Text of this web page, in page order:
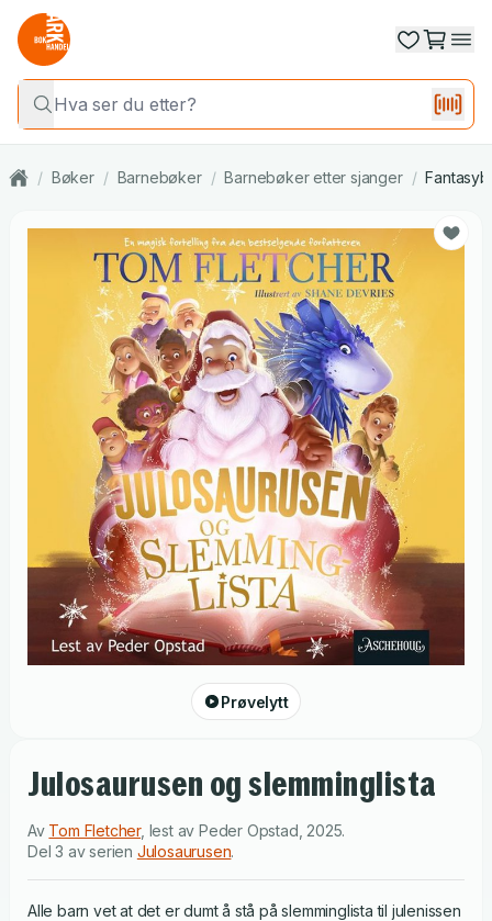
/ Bøker / Barnebøker / Barnebøker etter sjanger /
Prøvelytt
Julosaurusen og slemminglista
Av Tom Fletcher, lest avPeder Opstad 2025.
Del 3 av serien Julosaurusen.
Alle barn vet at det er dumt å stå på slemminglista til julenissen